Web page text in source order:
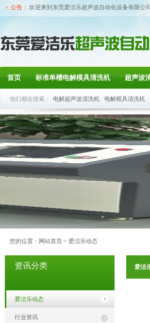
公告： 官方...
首页 标准单槽电解模具清洗机 超声波
联系我们
他们都在搜索： 电解超声波清洗机 电解模具清洗机
您的位置： 网站首页 > 爱洁乐动态
资讯分类
爱洁乐动态
行业资讯
爱洁